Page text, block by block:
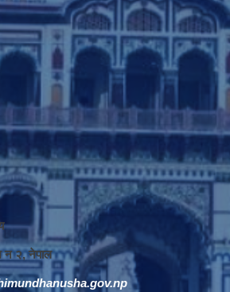
न‌‍ २, नेपाल